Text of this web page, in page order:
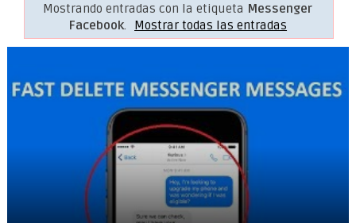
Mostrando entradas con la etiqueta Messenger
Facebook. Mostrar todas las entradas